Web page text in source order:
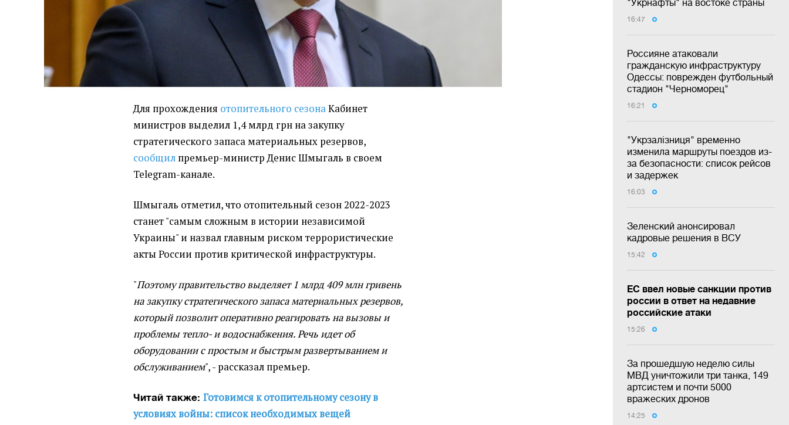
"Укрнафты" на востоке страны
16:47
Россияне атаковали
гражданскую инфраструктуру
Одессы: поврежден футбольный
стадион "Черноморец"
16:21
"Укрзалізниця" временно
изменила маршруты поездов из-
за безопасности: список рейсов
и задержек
16:03
Зеленский анонсировал
кадровые решения в ВСУ
15:42
ЕС ввел новые санкции против
россии в ответ на недавние
российские атаки
15:26
За прошедшую неделю силы
МВД уничтожили три танка, 149
артсистем и почти 5000
вражеских дронов
14:25
Для прохождения отопительного сезонаКабинет
министров выделил 1,4 млрд грн на закупку
стратегического запаса материальных резервов,
сообщил премьер-министр Денис Шмыгаль в своем
Telegram-канале.
Шмыгаль отметил, что отопительный сезон 2022-2023
станет "самым сложным в истории независимой
Украины" и назвал главным риском террористические
акты России против критической инфраструктуры.
"Поэтому правительство выделяет 1 млрд 409 млн гривень
на закупку стратегического запаса материальных резервов,
который позволит оперативно реагировать на вызовы и
проблемы тепло- и водоснабжения. Речь идет об
оборудовании с простым и быстрым развертыванием и
обслуживанием", - рассказал премьер.
Читай также:Готовимся к отопительному сезону в
условиях войны: список необходимых вещей